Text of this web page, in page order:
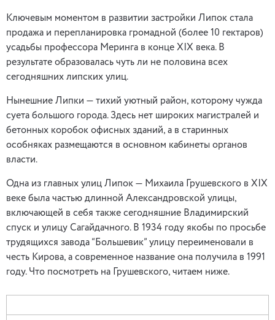
Ключевым моментом в развитии застройки Липок стала
продажа и перепланировка громадной (более 10 гектаров)
усадьбы профессора Меринга в конце XIX века. В
результате образовалась чуть ли не половина всех
сегодняшних липских улиц.
Нынешние Липки — тихий уютный район, которому чужда
суета большого города. Здесь нет широких магистралей и
бетонных коробок офисных зданий, а в старинных
особняках размещаются в основном кабинеты органов
власти.
Одна из главных улиц Липок — Михаила Грушевского в XIX
веке была частью длинной Александровской улицы,
включающей в себя также сегодняшние Владимирский
спуск и улицу Сагайдачного. В 1934 году якобы по просьбе
трудящихся завода “Большевик” улицу переименовали в
честь Кирова, а современное название она получила в 1991
году. Что посмотреть на Грушевского, читаем ниже.